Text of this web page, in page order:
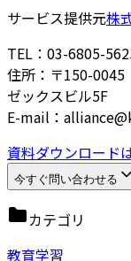
サービス提供元株
TEL：03-6805-
住所：〒150-
ゼックスビル5F
E-mail：
資料ダウンロード
今すぐ問い合わせる
カテゴリ
教育学習